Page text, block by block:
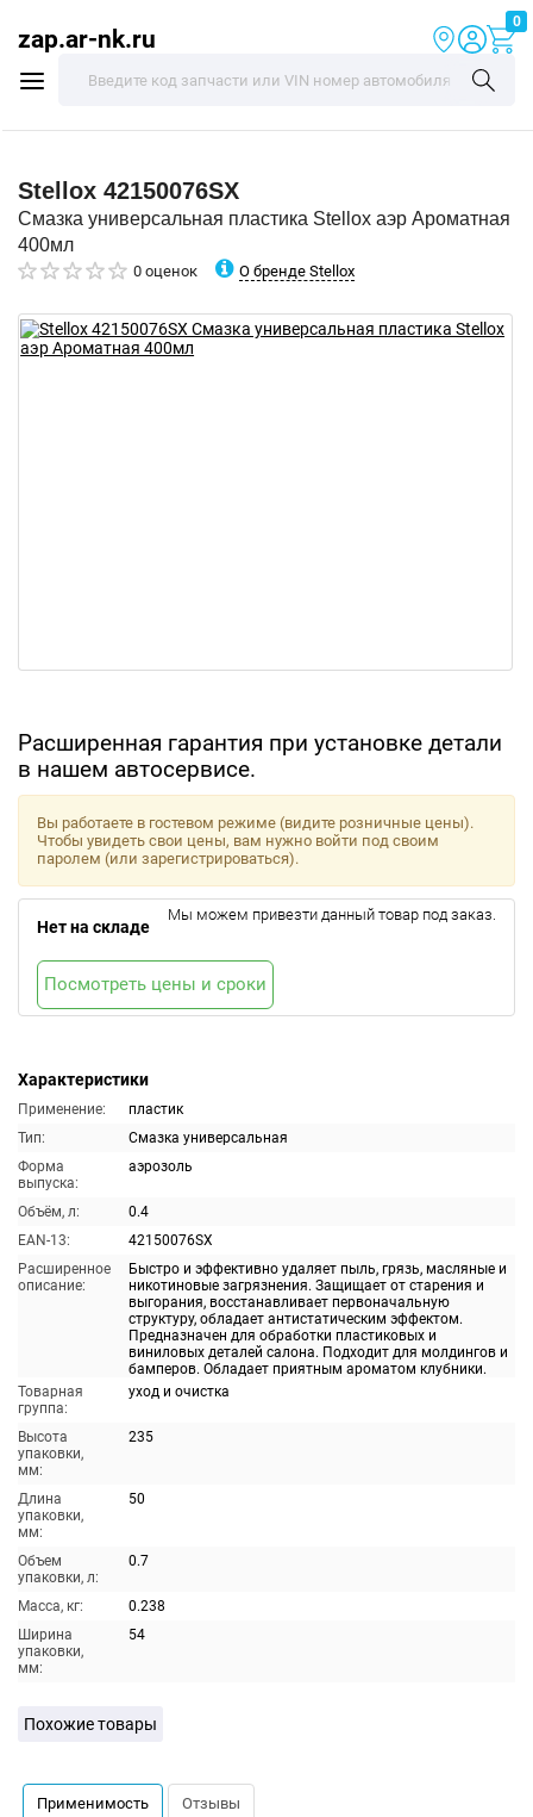
zap.ar-nk.ru
0
Stellox 42150076SX
Смазка универсальная пластика Stellox аэр Ароматная
400мл
0 оценок О бренде Stellox
Расширенная гарантия при установке детали
в нашем автосервисе.
Характеристики
Применение:
пластик
Тип:
Смазка универсальная
Форма
выпуска:
аэрозоль
Объём, л:
0.4
EAN-13:
42150076SX
Расширенное
описание:
Быстро и эффективно удаляет пыль, грязь, масляные и
никотиновые загрязнения. Защищает от старения и
выгорания, восстанавливает первоначальную
структуру, обладает антистатическим эффектом.
Предназначен для обработки пластиковых и
виниловых деталей салона. Подходит для молдингов и
бамперов. Обладает приятным ароматом клубники.
Товарная
группа:
уход и очистка
Высота
упаковки,
мм:
235
Длина
упаковки,
мм:
50
Объем
упаковки, л:
0.7
Масса, кг:
0.238
Ширина
упаковки,
мм:
54
Вы работаете в гостевом режиме (видите розничные цены).
Чтобы увидеть свои цены, вам нужно войти под своим
паролем (или зарегистрироваться).
Нет на складе
Мы можем привезти данный товар под заказ.
Посмотреть цены и сроки
Похожие товары
Применимость Отзывы